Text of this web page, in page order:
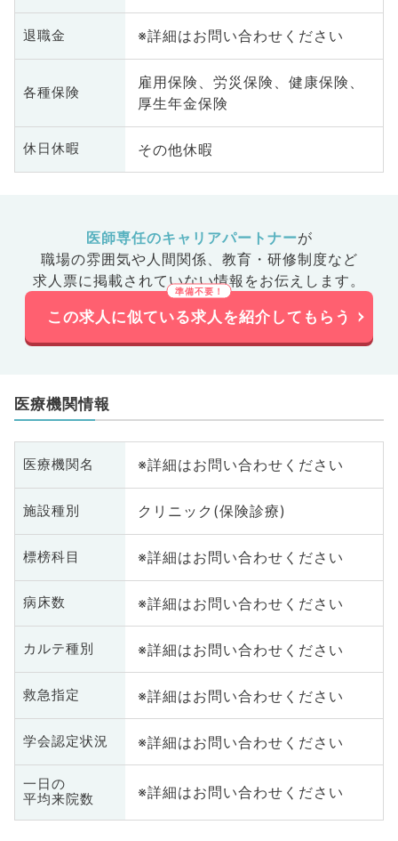
退職金 ※詳細はお問い合わせください
各種保険
雇用保険、労災保険、健康保険、
厚生年金保険
休日休暇 その他休暇
医師専任のキャリアパートナーが
職場の雰囲気や人間関係、 教育・研修制度など
求人票に掲載されていない情報をお伝えします。
この求人に似ている求人を紹介してもらう
医療機関情報
医療機関名 ※詳細はお問い合わせください
施設種別 クリニック(保険診療)
標榜科目 ※詳細はお問い合わせください
病床数 ※詳細はお問い合わせください
カルテ種別 ※詳細はお問い合わせください
救急指定 ※詳細はお問い合わせください
学会認定状況 ※詳細はお問い合わせください
一日の
平均来院数
※詳細はお問い合わせください